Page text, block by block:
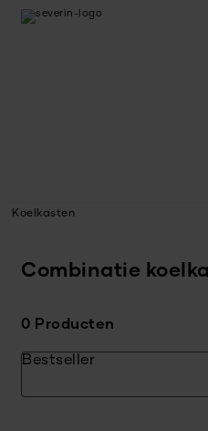
Koelkasten
Combinatie
0 Producten
Bestseller